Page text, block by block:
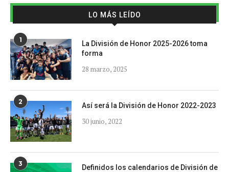
LO MÁS LEÍDO
1
La División de Honor 2025-2026 toma
forma
28 marzo, 2025
2 Así será la División de Honor 2022-2023
30 junio, 2022
3
Definidos los calendarios de División de